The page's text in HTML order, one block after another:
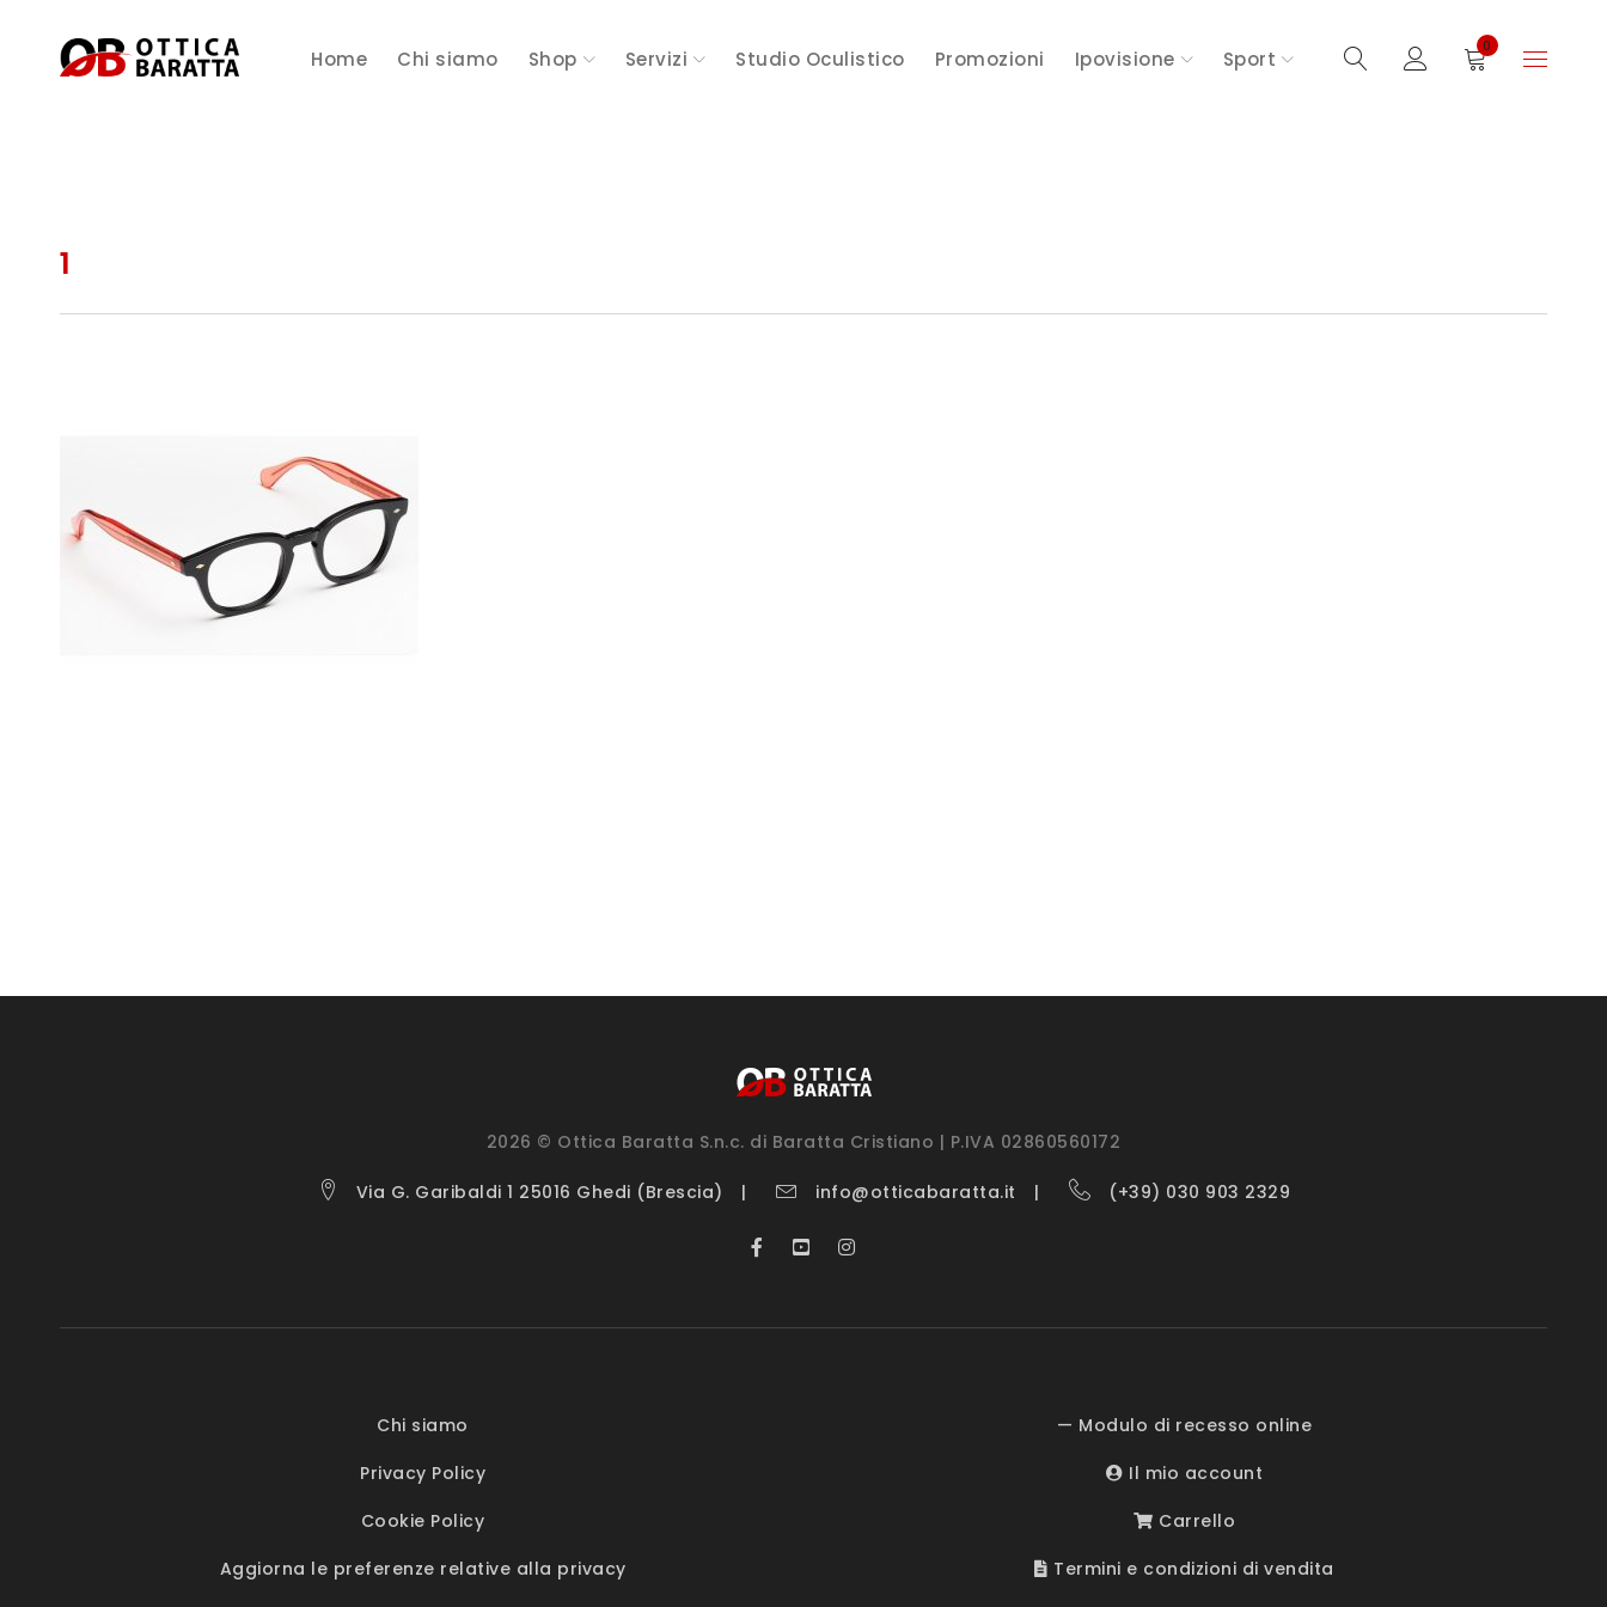
Home Chi siamo Shop Servizi Studio Oculistico Promozioni Ipovisione Sport
0
1
2026 © Ottica Baratta S.n.c. di Baratta Cristiano | P.IVA 02860560172
Via G. Garibaldi 1 25016 Ghedi (Brescia) info@otticabaratta.it (+39) 030 903 2329
Chi siamo
Privacy Policy
Cookie Policy
Aggiorna le preferenze relative alla privacy
— Modulo di recesso online
Il mio account
Carrello
Termini e condizioni di vendita